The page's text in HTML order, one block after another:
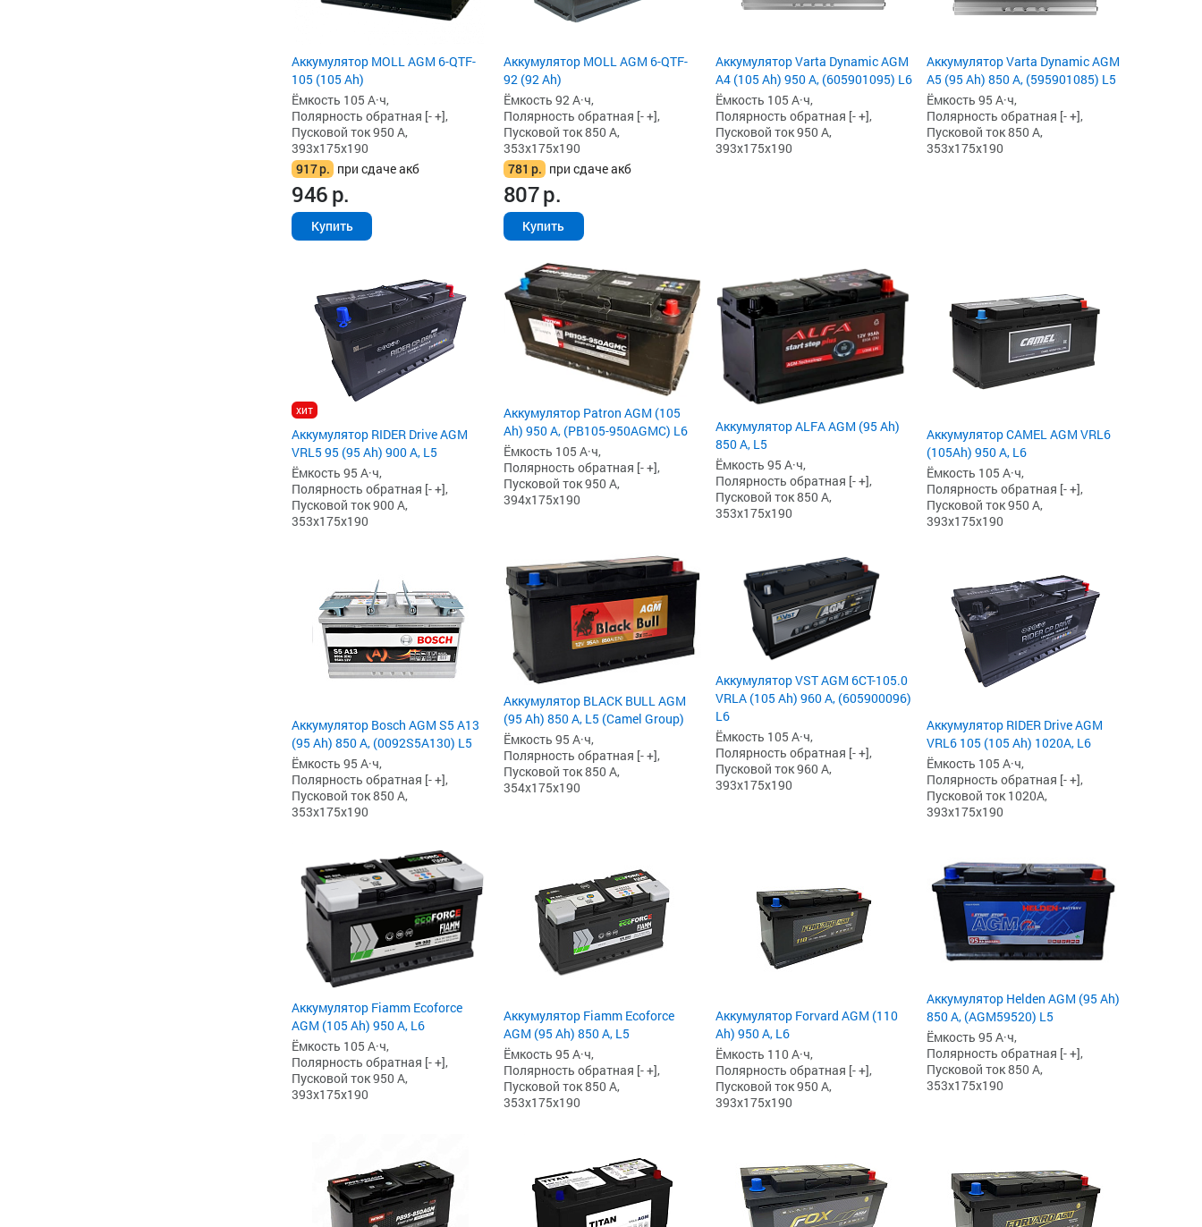
Аккумулятор MOLL AGM 6-QTF-
105 (105 Ah)
Ёмкость 105 А·ч,
Полярность обратная [- +],
Пусковой ток 950 А,
393x175x190
917р. при сдаче акб
946р.
Купить
Аккумулятор MOLL AGM 6-QTF-
92 (92 Ah)
Ёмкость 92 А·ч,
Полярность обратная [- +],
Пусковой ток 850 А,
353x175x190
781 р. при сдаче акб
807р.
Купить
Аккумулятор Varta Dynamic AGM
A4 (105 Ah) 950 А, (605901095) L6
Ёмкость 105 А·ч,
Полярность обратная [- +],
Пусковой ток 950 А,
393x175x190
Аккумулятор Varta Dynamic AGM
A5 (95 Ah) 850 А, (595901085) L5
Ёмкость 95 А·ч,
Полярность обратная [- +],
Пусковой ток 850 А,
353x175x190
хит
Аккумулятор RIDER Drive AGM
VRL5 95 (95 Ah) 900 А, L5
Ёмкость 95 А·ч,
Полярность обратная [- +],
Пусковой ток 900 А,
353x175x190
Аккумулятор Patron AGM (105
Ah) 950 А, (PB105-950AGMC) L6
Ёмкость 105 А·ч,
Полярность обратная [- +],
Пусковой ток 950 А,
394x175x190
Аккумулятор ALFA AGM (95 Ah)
850 А, L5
Ёмкость 95 А·ч,
Полярность обратная [- +],
Пусковой ток 850 А,
353x175x190
Аккумулятор CAMEL AGM VRL6
(105Ah) 950 А, L6
Ёмкость 105 А·ч,
Полярность обратная [- +],
Пусковой ток 950 А,
393x175x190
Аккумулятор Bosch AGM S5 А13
(95 Ah) 850 А, (0092S5A130) L5
Ёмкость 95 А·ч,
Полярность обратная [- +],
Пусковой ток 850 А,
353x175x190
Аккумулятор BLACK BULL AGM
(95 Ah) 850 А, L5 (Camel Group)
Ёмкость 95 А·ч,
Полярность обратная [- +],
Пусковой ток 850 А,
354x175x190
Аккумулятор VST AGM 6СТ-105.0
VRLA (105 Ah) 960 А, (605900096)
L6
Ёмкость 105 А·ч,
Полярность обратная [- +],
Пусковой ток 960 А,
393x175x190
Аккумулятор RIDER Drive AGM
VRL6 105 (105 Ah) 1020А, L6
Ёмкость 105 А·ч,
Полярность обратная [- +],
Пусковой ток 1020А,
393x175x190
Аккумулятор Fiamm Ecoforce
AGM (105 Ah) 950 А, L6
Ёмкость 105 А·ч,
Полярность обратная [- +],
Пусковой ток 950 А,
393x175x190
Аккумулятор Fiamm Ecoforce
AGM (95 Ah) 850 A, L5
Ёмкость 95 А·ч,
Полярность обратная [- +],
Пусковой ток 850 А,
353x175x190
Аккумулятор Forvard AGM (110
Ah) 950 А, L6
Ёмкость 110 А·ч,
Полярность обратная [- +],
Пусковой ток 950 А,
393x175x190
Аккумулятор Helden AGM (95 Ah)
850 А, (AGM59520) L5
Ёмкость 95 А·ч,
Полярность обратная [- +],
Пусковой ток 850 А,
353x175x190